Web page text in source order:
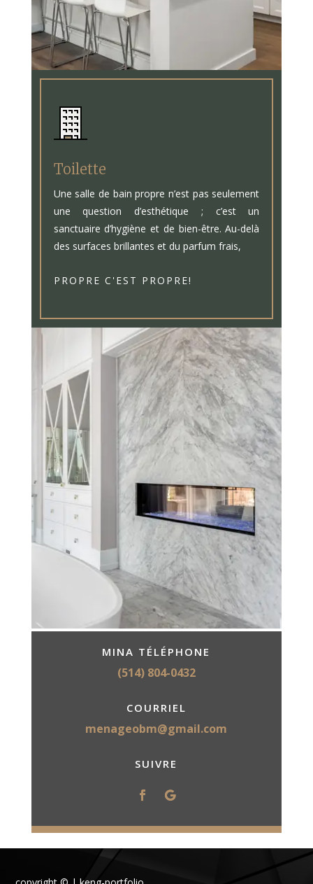
Toilette
Une salle de bain propre n’est pas seulement
une question d’esthétique ; c’est un
sanctuaire d’hygiène et de bien-être. Au-delà
des surfaces brillantes et du parfum frais,
PROPRE C'EST PROPRE!
MINA TÉLÉPHONE
(514) 804-0432
COURRIEL
menageobm@gmail.com
SUIVRE